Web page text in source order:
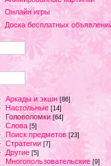
Онлайн игры
Доска бесплатных
Аркады и экшн [86]
Настольные [14]
Головоломки [64]
Слова [5]
Поиск предметов [23]
Стратегии [7]
Другие [5]
Многопользовательские [9]